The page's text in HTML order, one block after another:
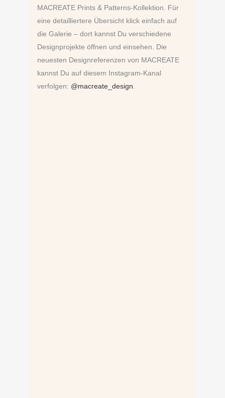
MACREATE Prints & Patterns-Kollektion. Für
eine detailliertere Übersicht klick einfach auf
die Galerie – dort kannst Du verschiedene
Designprojekte öffnen und einsehen. Die
neuesten Designreferenzen von MACREATE
kannst Du auf diesem Instagram-Kanal
verfolgen: @macreate_design